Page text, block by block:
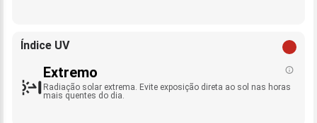
Índice UV
Extremo
Radiação solar extrema. Evite exposição direta ao sol nas horas
mais quentes do dia.